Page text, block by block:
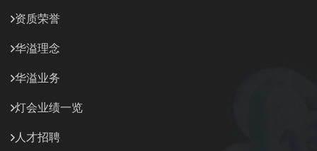
资质荣誉
华溢理念
华溢业务
灯会业绩一览
人才招聘